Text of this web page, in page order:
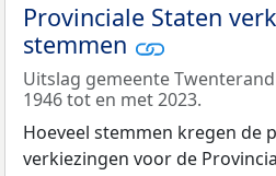
Provinciale Staten
stemmen
Uitslag gemeente
1946 tot en met 2023.
Hoeveel stemmen kregen de
verkiezingen voor de